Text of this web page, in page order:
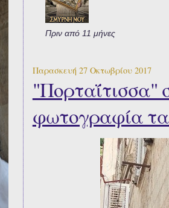
Πριν από 11 μήνες
Παρασκευή 27 Οκτωβρίου 2017
"Πορταΐτισσα"
φωτογραφία